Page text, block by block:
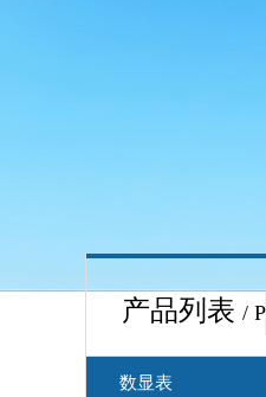
产品列表 /
数显表